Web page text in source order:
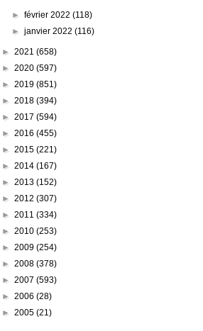
►février 2022(118)
►janvier 2022(116)
► 2021 (658)
► 2020 (597)
► 2019 (851)
► 2018 (394)
► 2017 (594)
► 2016 (455)
► 2015 (221)
► 2014 (167)
► 2013 (152)
► 2012 (307)
► 2011 (334)
► 2010 (253)
► 2009 (254)
► 2008 (378)
► 2007 (593)
► 2006 (28)
► 2005 (21)